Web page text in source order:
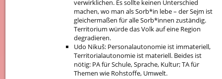
verwirklichen. Es sollte keinen Unterschied
machen, wo man als Sorb*in lebe – der Sejm ist
gleichermaßen für alle Sorb*innen zuständig.
Territorium würde das Volk auf eine Region
degradieren.
Udo Nikuš: Personalautonomie ist immateriell,
Territorialautonomie ist materiell. Beides ist
nötig: PA für Schule, Sprache, Kultur; TA für
Themen wie Rohstoffe, Umwelt.